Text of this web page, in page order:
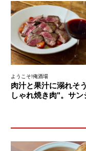
ようこそ!俺酒場
肉汁と果汁に溺れそ
しゃれ焼き肉"。サン